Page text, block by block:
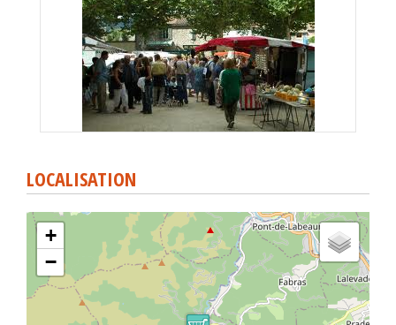
LOCALISATION
+
−